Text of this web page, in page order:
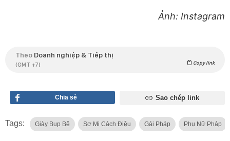
Ảnh: Instagram
Theo Doanh nghiệp & Tiếp thị
(GMT +7) Copy link
Chia sẻ Sao chép link
Tags: Giày Bup Bê Sơ Mi Cách Điệu Gái Pháp Phụ Nữ Pháp